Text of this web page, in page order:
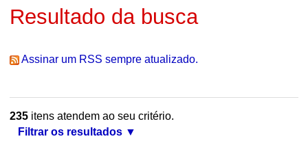
Resultado da busca
Assinar um RSS sempre atualizado.
235itens atendem ao seu critério.
Filtrar os resultados